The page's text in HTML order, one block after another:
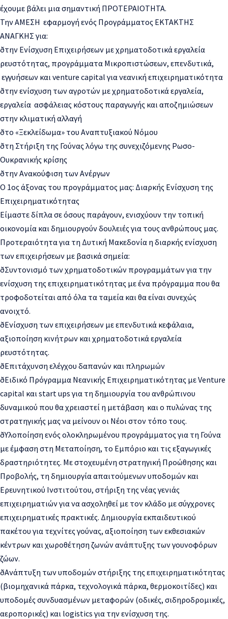
έχουμε βάλει μια σημαντική ΠΡΟΤΕΡΑΙΟΤΗΤΑ.
Την ΑΜΕΣΗ εφαρμογή ενός Προγράμματος ΕΚΤΑΚΤΗΣ
ΑΝΑΓΚΗΣ για:
ðτην Ενίσχυση Επιχειρήσεων με χρηματοδοτικά εργαλεία
ρευστότητας, προγράμματα Μικροπιστώσεων, επενδυτικά,
εγγυήσεων και venture capital για νεανική επιχειρηματικότητα
ðτην ενίσχυση των αγροτών με χρηματοδοτικά εργαλεία,
εργαλεία ασφάλειας κόστους παραγωγής και αποζημιώσεων
στην κλιματική αλλαγή
ðτο «Ξεκλείδωμα» του Αναπτυξιακού Νόμου
ðτη Στήριξη της Γούνας λόγω της συνεχιζόμενης Ρωσο-
Ουκρανικής κρίσης
ðτην Ανακούφιση των Ανέργων
Ο 1ος άξονας του προγράμματος μας: Διαρκής Ενίσχυση της
Επιχειρηματικότητας
Είμαστε δίπλα σε όσους παράγουν, ενισχύουν την τοπική
οικονομία και δημιουργούν δουλειές για τους ανθρώπους μας.
Προτεραιότητα για τη Δυτική Μακεδονία η διαρκής ενίσχυση
των επιχειρήσεων με βασικά σημεία:
ðΣυντονισμό των χρηματοδοτικών προγραμμάτων για την
ενίσχυση της επιχειρηματικότητας με ένα πρόγραμμα που θα
τροφοδοτείται από όλα τα ταμεία και θα είναι συνεχώς
ανοιχτό.
ðΕνίσχυση των επιχειρήσεων με επενδυτικά κεφάλαια,
αξιοποίηση κινήτρων και χρηματοδοτικά εργαλεία
ρευστότητας.
ðΕπιτάχυνση ελέγχου δαπανών και πληρωμών
ðΕιδικό Πρόγραμμα Νεανικής Επιχειρηματικότητας με Venture
capital και start ups για τη δημιουργία του ανθρώπινου
δυναμικού που θα χρειαστεί η μετάβαση και ο πυλώνας της
στρατηγικής μας να μείνουν οι Νέοι στον τόπο τους.
ðΥλοποίηση ενός ολοκληρωμένου προγράμματος για τη Γούνα
με έμφαση στη Μεταποίηση, το Εμπόριο και τις εξαγωγικές
δραστηριότητες. Με στοχευμένη στρατηγική Προώθησης και
Προβολής, τη δημιουργία απαιτούμενων υποδομών και
Ερευνητικού Ινστιτούτου, στήριξη της νέας γενιάς
επιχειρηματιών για να ασχοληθεί με τον κλάδο με σύγχρονες
επιχειρηματικές πρακτικές. Δημιουργία εκπαιδευτικού
πακέτου για τεχνίτες γούνας, αξιοποίηση των εκθεσιακών
κέντρων και χωροθέτηση ζωνών ανάπτυξης των γουνοφόρων
ζώων.
ðΑνάπτυξη των υποδομών στήριξης της επιχειρηματικότητας
(βιομηχανικά πάρκα, τεχνολογικά πάρκα, θερμοκοιτίδες) και
υποδομές συνδυασμένων μεταφορών (οδικές, σιδηροδρομικές,
αεροπορικές) και logistics για την ενίσχυση της.